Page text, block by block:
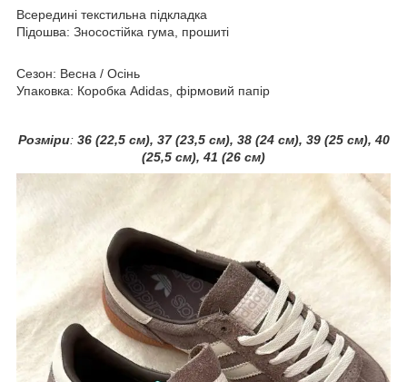
Всередині текстильна підкладка
Підошва: Зносостійка гума, прошиті
Сезон: Весна / Осінь
Упаковка: Коробка Adidas, фірмовий папір
Розміри: 36 (22,5 см), 37 (23,5 см), 38 (24 см), 39 (25 см), 40
(25,5 см), 41 (26 см)